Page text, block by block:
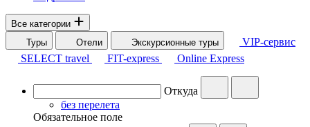
Все категории
Туры
Отели Экскурсионные туры
VIP-сервис
SELECT travel
FIT-express Online Express
Откуда
без перелета
Обязательное поле